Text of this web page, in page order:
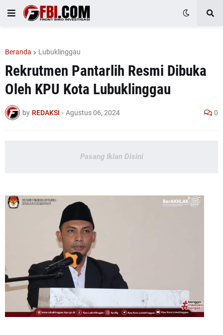
Beranda Lubuklinggau
Rekrutmen Pantarlih Resmi Dibuka
Oleh KPU Kota Lubuklinggau
by REDAKSI - Agustus 06, 2024 0
Pasang Iklan Disini